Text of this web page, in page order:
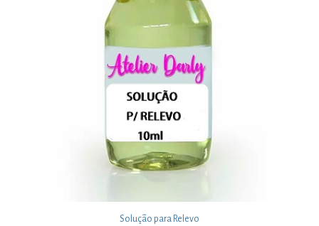
Solução para Relevo